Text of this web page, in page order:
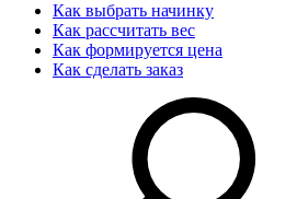
Как выбрать начинку
Как рассчитать вес
Как формируется цена
Как сделать заказ